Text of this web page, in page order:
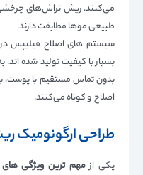
می‌کنند. ریش تراش‌های چرخشی
طبیعی موها مطابقت دارند.
سیستم های اصلاح فیلیپس
بسیار با کیفیت تولید شده
بدون تماس مستقیم با پوست،
اصلاح و کوتاه می‌کنند.
طراحی ارگونومیک
یکی ازمهم ترین ویژگی